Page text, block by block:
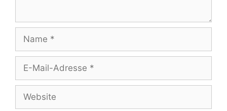
Name
E-
Mail-
Adresse
Website